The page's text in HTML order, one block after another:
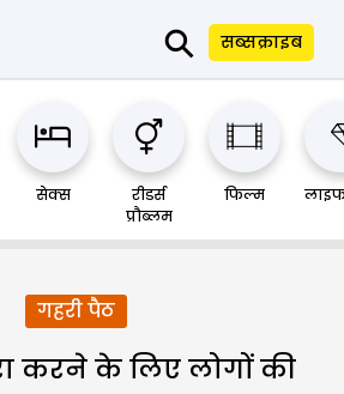
⚲ सब्सक्राइब
सेक्स
रीडर्स
प्रौब्लम
फिल्म
गहरी पैठ
करने के लिए लोगों की